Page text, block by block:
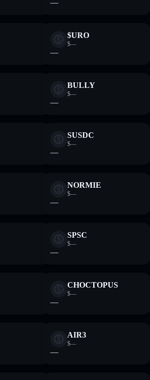
—
$URO
$—
—
BULLY
$—
—
SUSDC
$—
—
NORMIE
$—
—
SPSC
$—
—
CHOCTOPUS
$—
—
AIR3
$—
—